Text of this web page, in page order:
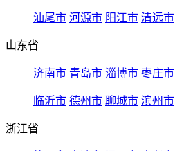
汕尾市 河源市 阳江市 清远市
山东省
济南市 青岛市 淄博市 枣庄市
临沂市 德州市 聊城市 滨州市
浙江省